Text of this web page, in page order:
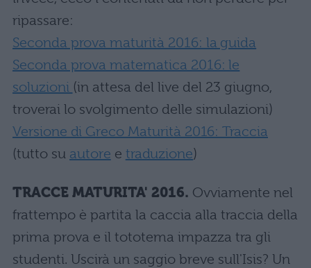
ripassare:
Seconda prova maturità 2016: la guida
Seconda prova matematica 2016: le
soluzioni (in attesa del live del 23 giugno,
troverai lo svolgimento delle simulazioni)
Versione di Greco Maturità 2016: Traccia
(tutto su autore e traduzione)
TRACCE MATURITA' 2016. Ovviamente nel
frattempo è partita la caccia alla traccia della
prima prova e il tototema impazza tra gli
studenti. Uscirà un saggio breve sull'Isis? Un